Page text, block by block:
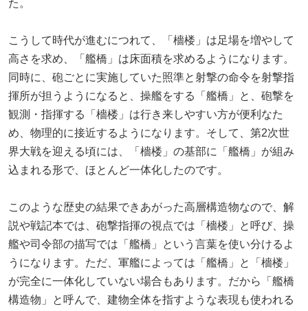
た。
こうして時代が進むにつれて、「檣楼」は足場を増やして
高さを求め、「艦橋」は床面積を求めるようになります。
同時に、砲ごとに実施していた照準と射撃の命令を射撃指
揮所が担うようになると、操艦をする「艦橋」と、砲撃を
観測・指揮する「檣楼」は行き来しやすい方が便利なた
め、物理的に接近するようになります。そして、第2次世
界大戦を迎える頃には、「檣楼」の基部に「艦橋」が組み
込まれる形で、ほとんど一体化したのです。
このような歴史の結果できあがった高層構造物なので、解
説や戦記本では、砲撃指揮の視点では「檣楼」と呼び、操
艦や司令部の描写では「艦橋」という言葉を使い分けるよ
うになります。ただ、軍艦によっては「艦橋」と「檣楼」
が完全に一体化していない場合もあります。だから「艦橋
構造物」と呼んで、建物全体を指すような表現も使われる